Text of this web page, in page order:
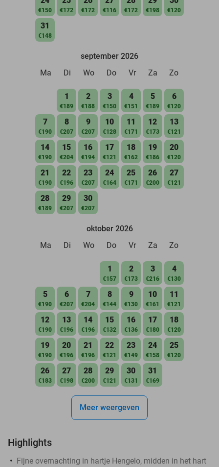
€150 €172 €172 €116 €172 €198 €120
31
€148
september 2026
Ma
Di Wo Do Vr Za Zo
1
€189
2
€188
3
€150
4
€151
5
€189
6
€120
7
€190
8
€207
9
€207
10
€128
11
€171
12
€173
13
€121
14
€190
15
€204
16
€194
17
€121
18
€162
19
€186
20
€120
21
€190
22
€196
23
€207
24
€164
25
€171
26
€200
27
€121
28
€189
29
€207
30
€207
oktober 2026
Ma
Di Wo Do Vr Za Zo
1
€157
2
€173
3
€216
4
€130
5
€190
6
€207
7
€204
8
€144
9
€130
10
€161
11
€121
12
€190
13
€196
14
€196
15
€132
16
€136
17
€180
18
€120
19
€190
20
€196
21
€196
22
€121
23
€149
24
€158
25
€120
26
€183
27
€198
28
€200
29
€121
30
€131
31
€169
Meer weergeven
Highlights
Fijne overnachting in hartje Hengelo, midden in het hart